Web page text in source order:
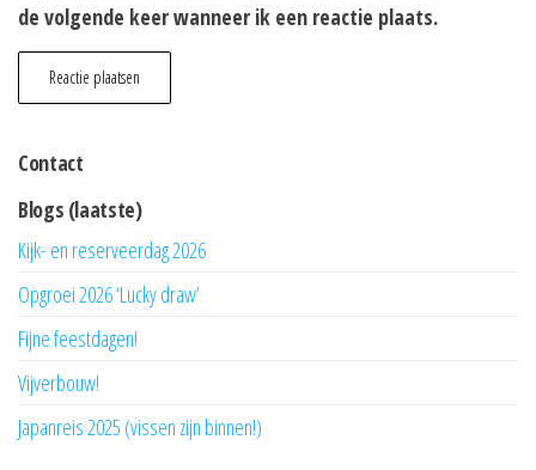
de volgende keer wanneer ik een reactie plaats.
Contact
Blogs (laatste)
Kijk- en reserveerdag 2026
Opgroei 2026 ‘Lucky draw’
Fijne feestdagen!
Vijverbouw!
Japanreis 2025 (vissen zijn binnen!)